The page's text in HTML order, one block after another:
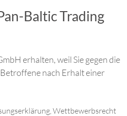
Baltic Trading
erhalten, weil Sie gegen die
nach Erhalt einer
Wettbewerbsrecht